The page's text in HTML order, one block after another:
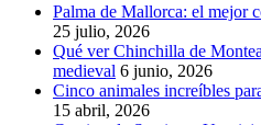
Palma de Mallorca: el mejor
25 julio, 2026
Qué ver Chinchilla de
medieval 6 junio, 2026
Cinco animales increíbles
15 abril, 2026